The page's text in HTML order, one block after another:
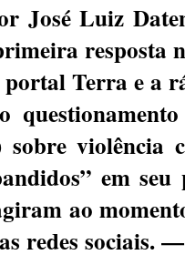
José Luiz
resposta
Terra e a
sobre violência
em
ao
redes sociais.